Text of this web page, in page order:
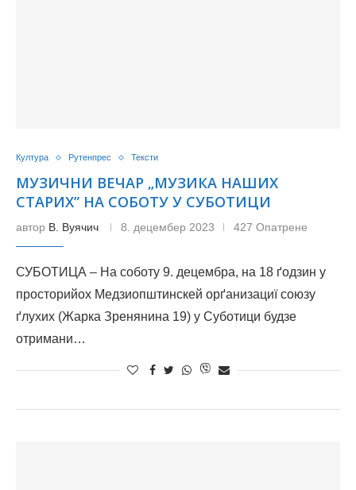
Култура Рутенпрес Тексти
МУЗИЧНИ ВЕЧАР „МУЗИКА НАШИХ
СТАРИХ” НА СОБОТУ У СУБОТИЦИ
автор В. Вуячич 8. децембер 2023 427 Опатрене
СУБОТИЦА – На соботу 9. децембра, на 18 ґодзин у
просторийох Медзиопштинскей орґанизациї союзу
ґлухих (Жарка Зренянина 19) у Суботици будзе
отримани…